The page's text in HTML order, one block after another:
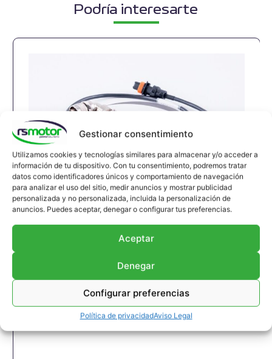
Gestionar consentimiento
Utilizamos cookies y tecnologías similares para almacenar y/o acceder a
información de tu dispositivo. Con tu consentimiento, podremos tratar
datos como identificadores únicos y comportamiento de navegación
para analizar el uso del sitio, medir anuncios y mostrar publicidad
personalizada y no personalizada, incluida la personalización de
anuncios. Puedes aceptar, denegar o configurar tus preferencias.
Aceptar
Denegar
Configurar preferencias
Política de privacidadAviso Legal
Podría interesarte
Cable MWM RS-12323880
Cable MWM RS-12323880
Apropiado para motores MWM y modelos TBG
Referencia MWM: 12323880 , 1232-3880 ,
Original / OEM